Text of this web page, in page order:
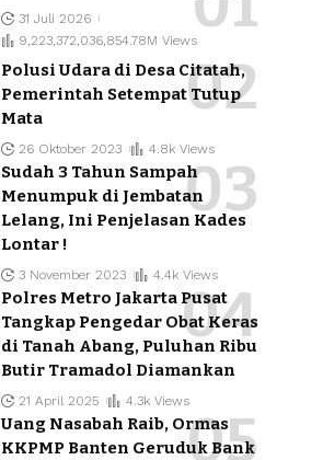
31 Juli 2026
9,223,372,036,854.78M Views
Polusi Udara di Desa Citatah,
Pemerintah Setempat Tutup
Mata
26 Oktober 2023 4.8k Views
Sudah 3 Tahun Sampah
Menumpuk di Jembatan
Lelang, Ini Penjelasan Kades
Lontar !
3 November 2023 4.4k Views
Polres Metro Jakarta Pusat
Tangkap Pengedar Obat Keras
di Tanah Abang, Puluhan Ribu
Butir Tramadol Diamankan
21 April 2025 4.3k Views
Uang Nasabah Raib, Ormas
KKPMP Banten Geruduk Bank